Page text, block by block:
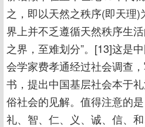
之，即以天然之秩序(即天理)
界上并不乏遵循天然秩序生
之界，至难划分”。[13]这是
会学家费孝通经过社会调查
书，提出中国基层社会本于
俗社会的见解。值得注意的
礼、智、仁、义、诚、信、